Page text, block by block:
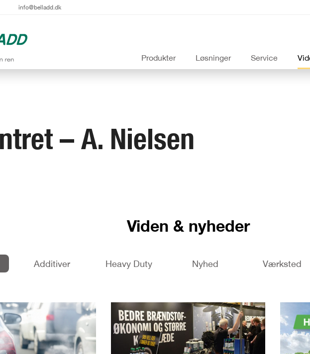
info@belladd.dk
Produkter Løsninger Service
– A. Nielsen
Viden & nyheder
Additiver Heavy Duty Nyhed Værksted